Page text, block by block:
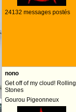
24132 messages postés
nono
Get off of my cloud! Rolling
Stones
Gourou Pigeonneux